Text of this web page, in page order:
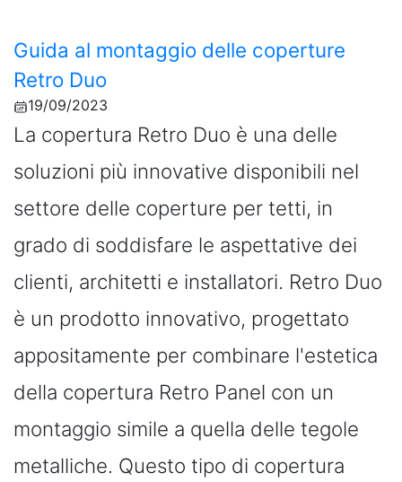
Guida al montaggio delle coperture
Retro Duo
19/09/2023
La copertura Retro Duo è una delle
soluzioni più innovative disponibili nel
settore delle coperture per tetti, in
grado di soddisfare le aspettative dei
clienti, architetti e installatori. Retro Duo
è un prodotto innovativo, progettato
appositamente per combinare l'estetica
della copertura Retro Panel con un
montaggio simile a quella delle tegole
metalliche. Questo tipo di copertura